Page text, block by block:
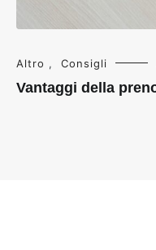
Altro , Consigli
Vantaggi della